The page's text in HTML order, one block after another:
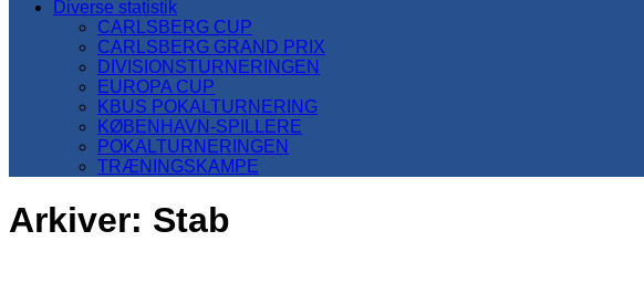
Diverse statistik
CARLSBERG CUP
CARLSBERG GRAND PRIX
DIVISIONSTURNERINGEN
EUROPA CUP
KBUS POKALTURNERING
KØBENHAVN-SPILLERE
POKALTURNERINGEN
TRÆNINGSKAMPE
Arkiver: Stab